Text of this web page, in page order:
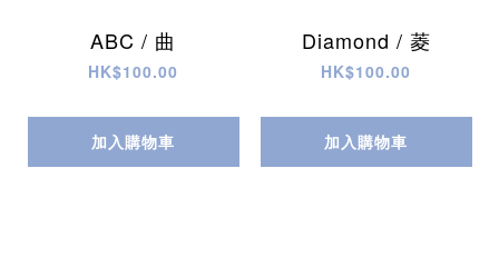
ABC / 曲
HK$100.00
加入購物車
Diamond / 菱
HK$100.00
加入購物車